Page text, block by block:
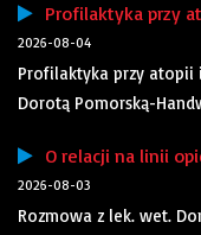
Profilaktyka przy
2026-08-04
Profilaktyka przy atopii
Dorotą Pomorską-
O relacji na linii
2026-08-03
Rozmowa z lek. wet.